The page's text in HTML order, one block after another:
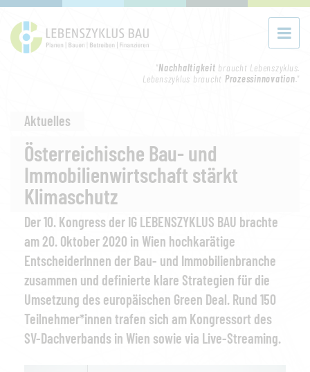
"Nachhaltigkeit braucht Lebenszyklus.
Lebenszyklus braucht Prozessinnovation."
Aktuelles
Österreichische Bau- und
Immobilienwirtschaft stärkt
Klimaschutz
Der 10. Kongress der IG LEBENSZYKLUS BAU brachte
am 20. Oktober 2020 in Wien hochkarätige
EntscheiderInnen der Bau- und Immobilienbranche
zusammen und definierte klare Strategien für die
Umsetzung des europäischen Green Deal. Rund 150
Teilnehmer*innen trafen sich am Kongressort des
SV-Dachverbands in Wien sowie via Live-Streaming.